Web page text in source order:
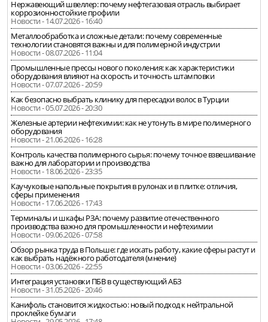
Нержавеющий швеллер: почему нефтегазовая отрасль выбирает
коррозионностойкие профили
Новости - 14.07.2026 - 16:40
Металлообработка и сложные детали: почему современные
технологии становятся важны и для полимерной индустрии
Новости - 08.07.2026 - 11:04
Промышленные прессы нового поколения: как характеристики
оборудования влияют на скорость и точность штамповки
Новости - 07.07.2026 - 20:59
Как безопасно выбрать клинику для пересадки волос в Турции
Новости - 05.07.2026 - 20:30
Железные артерии нефтехимии: как не утонуть в мире полимерного
оборудования
Новости - 21.06.2026 - 16:28
Контроль качества полимерного сырья: почему точное взвешивание
важно для лаборатории и производства
Новости - 18.06.2026 - 23:35
Каучуковые напольные покрытия в рулонах и в плитке: отличия,
сферы применения
Новости - 17.06.2026 - 17:43
Терминалы и шкафы РЗА: почему развитие отечественного
производства важно для промышленности и нефтехимии
Новости - 09.06.2026 - 07:58
Обзор рынка труда в Польше: где искать работу, какие сферы растут и
как выбрать надёжного работодателя (мнение)
Новости - 03.06.2026 - 22:55
Интеграция установки ПБВ в существующий АБЗ
Новости - 31.05.2026 - 20:46
Канифоль становится жидкостью: новый подход к нейтральной
проклейке бумаги